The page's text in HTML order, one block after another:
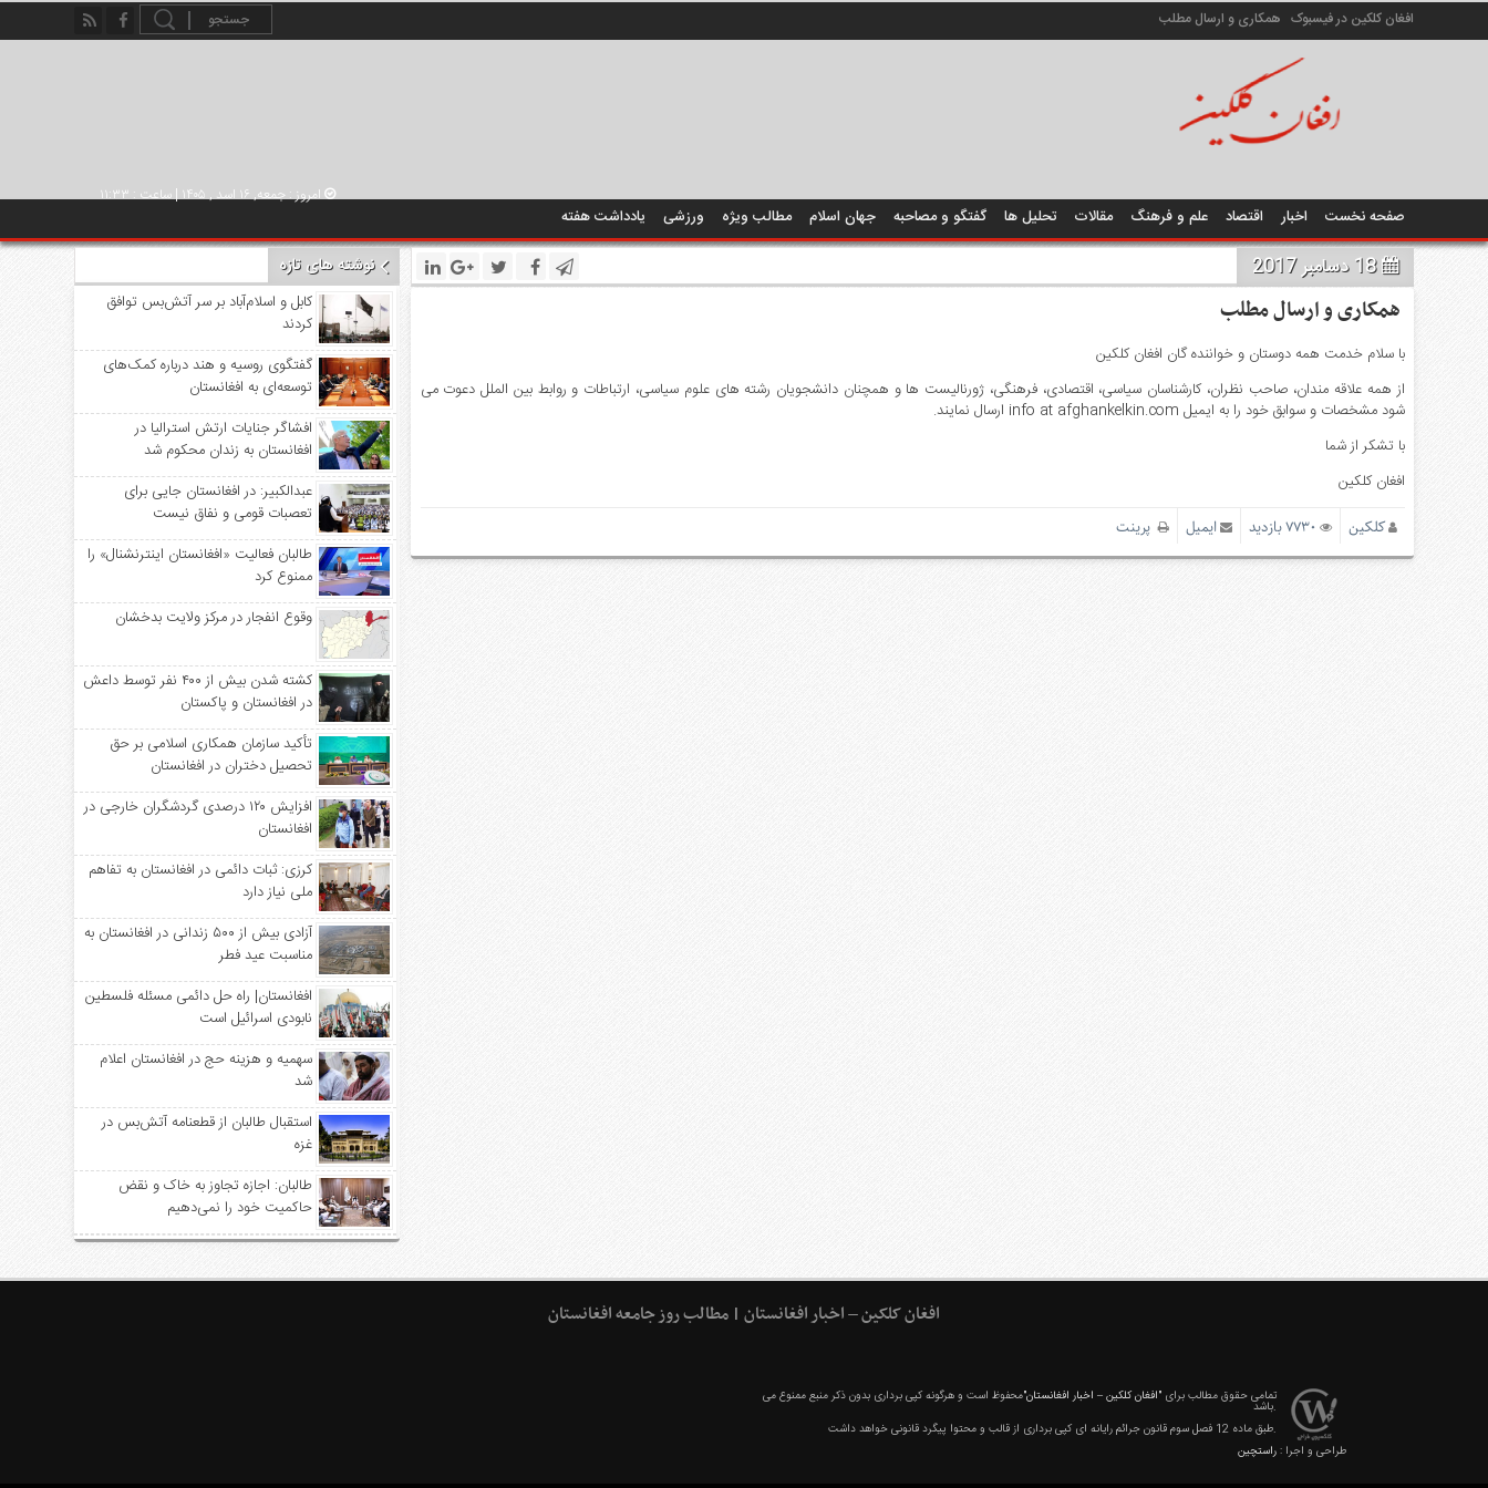
افغان کلکین در فیسبوک همکاری و ارسال مطلب
امروز : جمعه, ۱۶ اسد , ۱۴۰۵ | ساعت : ۱۱:۳۳
صفحه نخست اخبار اقتصاد علم و فرهنگ مقالات تحلیل ها گفتگو و مصاحبه جهان اسلام مطالب ویژه ورزشی یادداشت هفته
18 دسامبر 2017
همکاری و ارسال مطلب
با سلام خدمت همه دوستان و خواننده گان افغان کلکین
از همه علاقه مندان، صاحب نظران، کارشناسان سیاسی، اقتصادی، فرهنگی، ژورنالیست ها و همچنان دانشجویان رشته های علوم سیاسی، ارتباطات و روابط بین الملل دعوت می
شود مشخصات و سوابق خود را به ایمیل info at afghankelkin.com ارسال نمایند.
با تشکر از شما
افغان کلکین
کلکین ایمیل پرینت
نوشته های تازه
کابل و اسلام‌آباد بر سر آتش‌بس توافق
کردند
گفتگوی روسیه و هند درباره کمک‌های
توسعه‌ای به افغانستان
افشاگر جنایات ارتش استرالیا در
افغانستان به زندان محکوم شد
عبدالکبیر: در افغانستان جایی برای
تعصبات قومی و نفاق نیست
طالبان فعالیت «افغانستان اینترنشنال» را
ممنوع کرد
وقوع انفجار در مرکز ولایت بدخشان
کشته شدن بیش از ۴۰۰ نفر توسط داعش
در افغانستان و پاکستان
تأکید سازمان همکاری اسلامی بر حق
تحصیل دختران در افغانستان
افزایش ۱۲۰ درصدی گردشگران خارجی در
افغانستان
کرزی: ثبات دائمی در افغانستان به تفاهم
ملی نیاز دارد
آزادی بیش از ۵۰۰ زندانی در افغانستان به
مناسبت عید فطر
افغانستان| راه حل دائمی مسئله فلسطین
نابودی اسرائیل است
سهمیه‌ و هزینه حج در افغانستان اعلام
شد
استقبال طالبان از قطعنامه آتش‌بس در
غزه
طالبان: اجازه تجاوز به خاک و نقض
حاکمیت خود را نمی‌دهیم
افغان کلکین – اخبار افغانستان | مطالب روز جامعه افغانستان
تمامی حقوق مطالب برای "افغان کلکین – اخبار افغانستان"محفوظ است و هرگونه کپی برداری بدون ذکر منبع ممنوع می
باشد.
طبق ماده 12 فصل سوم قانون جرائم رایانه ای کپی برداری از قالب و محتوا پیگرد قانونی خواهد داشت.
طراحی و اجرا :راستچین